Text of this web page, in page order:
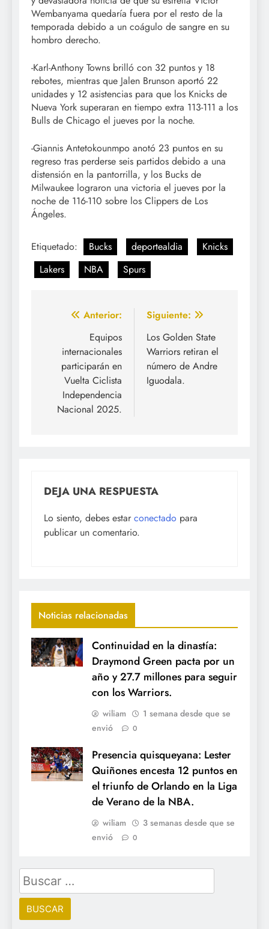
Wembanyama quedaría fuera por el resto de la
temporada debido a un coágulo de sangre en su
hombro derecho.
-Karl-Anthony Towns brilló con 32 puntos y 18
rebotes, mientras que Jalen Brunson aportó 22
unidades y 12 asistencias para que los Knicks de
Nueva York superaran en tiempo extra 113-111 a los
Bulls de Chicago el jueves por la noche.
-Giannis Antetokounmpo anotó 23 puntos en su
regreso tras perderse seis partidos debido a una
distensión en la pantorrilla, y los Bucks de
Milwaukee lograron una victoria el jueves por la
noche de 116-110 sobre los Clippers de Los
Ángeles.
Etiquetado: Bucks deportealdia
Knicks
Lakers
NBA Spurs
Navegación
entradas
Anterior:
Equipos
internacionales
participarán en
Vuelta Ciclista
Independencia
Nacional 2025.
Siguiente:
Los Golden State
Warriors retiran el
número de Andre
Iguodala.
DEJA UNA RESPUESTA
Lo siento, debes estar conectado para
publicar un comentario.
Noticias relacionadas
Continuidad en la dinastía:
Draymond Green pacta por un
año y 27.7 millones para seguir
con los Warriors.
wiliam
1 semana desde que se
envió
0
Presencia quisqueyana: Lester
Quiñones encesta 12 puntos en
el triunfo de Orlando en la Liga
de Verano de la NBA.
wiliam
3 semanas desde que se
envió
0
Buscar: